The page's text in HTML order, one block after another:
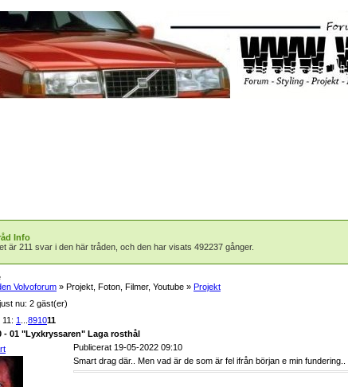
Info
är 211 svar i den här tråden, och den har visats 492237 gånger.
Volvoforum » Projekt, Foton, Filmer, Youtube » Projekt
nu: 2 gäst(er)
1 891011
- 01 "Lyxkryssaren" Laga rosthål
Publicerat 19-05-2022 09:10
Smart drag där.. Men vad är de som är fel ifrån början e min fundering..